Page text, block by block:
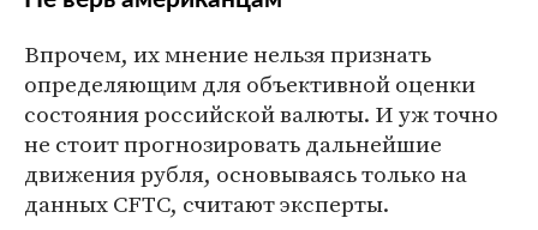
Впрочем, их мнение нельзя признать
определяющим для объективной оценки
состояния российской валюты. И уж точно
не стоит прогнозировать дальнейшие
движения рубля, основываясь только на
данных CFTC, считают эксперты.